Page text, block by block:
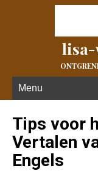
lisa-
Menu
Tips voor
Vertalen
Engels